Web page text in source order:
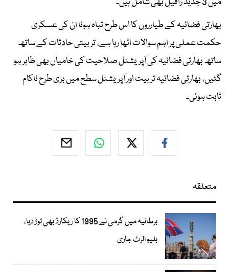
بھارتی فضائیہ کے طیارروں کا اس طرح تباہ ہونا ان کی عسکری
حکمت عملی پر اہم سوالات اٹھا رہا ہے، تربیتی حادثات کے ساتھ
ساتھ بھارتی فضائیہ کی آپریشنل صلاحیت کی خامیاں بھی ظاہر ہو
گئیں، بھارتی فضائیہ تربیت اور آپریشنل سطح میں بری طرح ناکام
ثابت ہوئی۔
متعلقہ
برطانیہ میں گرمی نے 1995 کا ریکارڈ بھی توڑ دیا،
بلیو الرٹ جاری